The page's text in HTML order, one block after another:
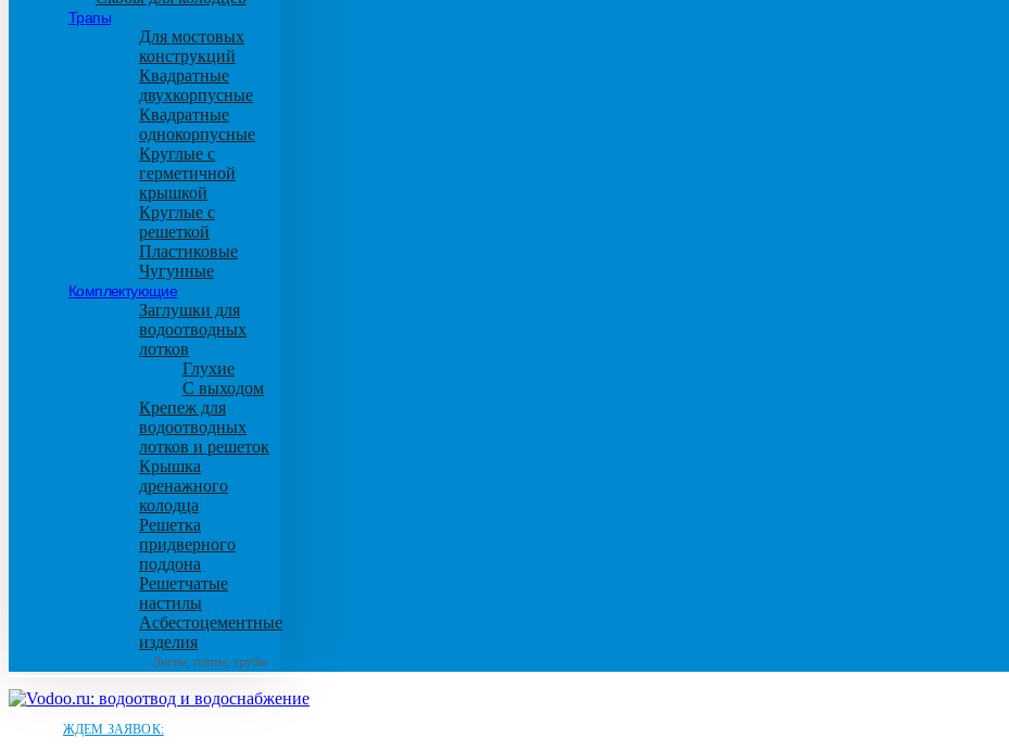
Трапы
Для мостовых
конструкций
Квадратные
двухкорпусные
Квадратные
однокорпусные
Круглые с
герметичной
крышкой
Круглые с
решеткой
Пластиковые
Чугунные
Комплектующие
Заглушки для
водоотводных
лотков
Глухие
С выходом
Крепеж для
водоотводных
лотков и решеток
Крышка
дренажного
колодца
Решетка
придверного
поддона
Решетчатые
настилы
Асбестоцементные
изделия
Листы, плиты, трубы
ЖДЕМ ЗАЯВОК: